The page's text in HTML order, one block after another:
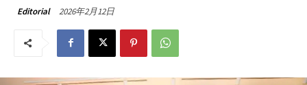
Editorial 2026年2月12日